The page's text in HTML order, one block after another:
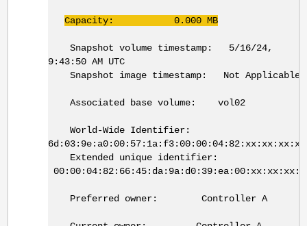
Capacity: 0.000 MB
Snapshot volume timestamp: 5/16/24,
9:43:50 AM UTC
Snapshot image timestamp: Not Applicable
Associated base volume: vol02
World-Wide Identifier:
Extended unique identifier:
Preferred owner: Controller A